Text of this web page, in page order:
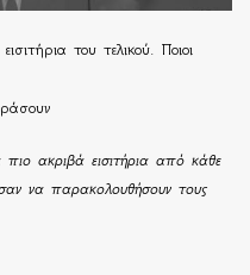
του τελικού. Ποιοι
ακριβά εισιτήρια από κάθε
να παρακολουθήσουν τους